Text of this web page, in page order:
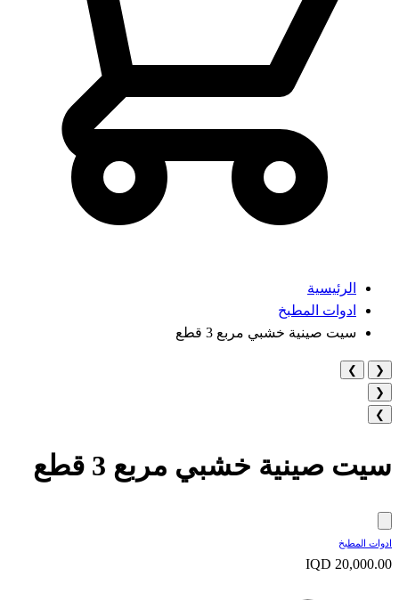
الرئيسية
ادوات المطبخ
سيت صينية خشبي مربع 3 قطع
❮
❯
❮
❯
سيت صينية خشبي مربع 3 قطع
ادوات المطبخ
IQD 20,000.00